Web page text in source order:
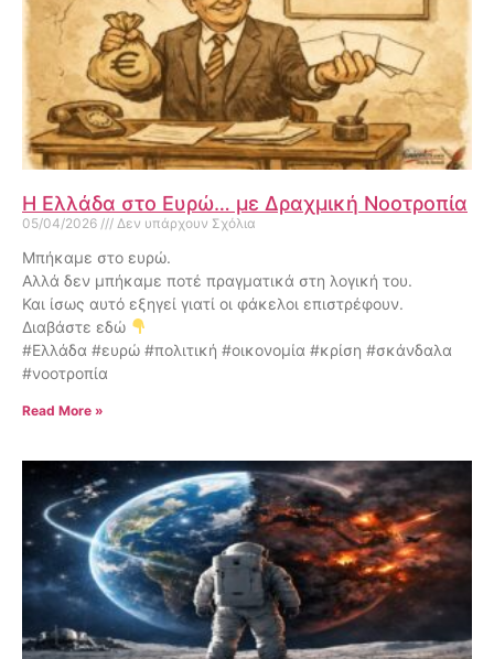
Η Ελλάδα στο Ευρώ… με Δραχμική Νοοτροπία
05/04/2026 Δεν υπάρχουν Σχόλια
Μπήκαμε στο ευρώ.
Αλλά δεν μπήκαμε ποτέ πραγματικά στη λογική του.
Και ίσως αυτό εξηγεί γιατί οι φάκελοι επιστρέφουν.
Διαβάστε εδώ
#Ελλάδα #ευρώ #πολιτική #οικονομία #κρίση #σκάνδαλα
#νοοτροπία
Read More »